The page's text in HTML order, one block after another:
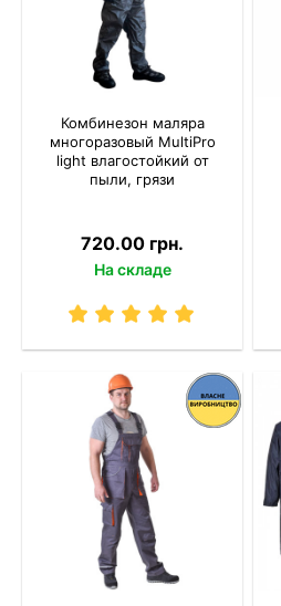
Комбинезон маляра
многоразовый MultiPro
light влагостойкий от
пыли, грязи
720.00 грн.
На складе